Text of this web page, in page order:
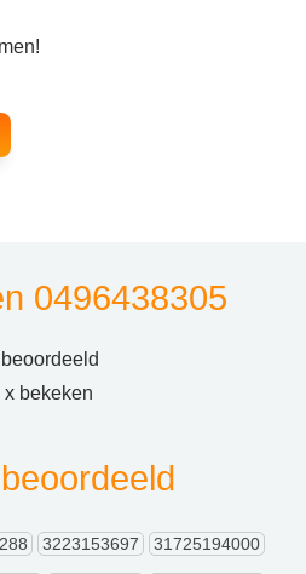
0496438305
x bekeken
3223153697 31725194000